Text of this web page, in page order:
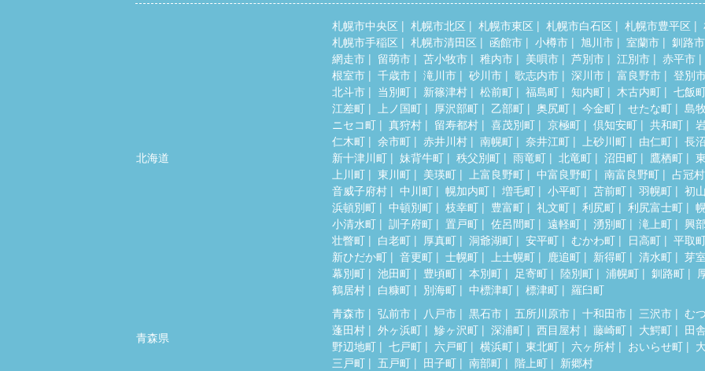
北海道
札幌市中央区 札幌市北区 札幌市東区 札幌市白石区 札幌市豊平区
札幌市手稲区
札幌市清田区 函館市 小樽市 旭川市 室蘭市
釧路市
網走市
留萌市 苫小牧市 稚内市 美唄市 芦別市 江別市
赤平市
根室市
千歳市 滝川市 砂川市 歌志内市 深川市 富良野市
登別
北斗市
当別町 新篠津村 松前町 福島町 知内町 木古内町
七飯
江差町
上ノ国町 厚沢部町 乙部町 奥尻町 今金町 せたな町
島
ニセコ町
真狩村 留寿都村 喜茂別町 京極町 倶知安町 共和町
仁木町
余市町 赤井川村 南幌町 奈井江町 上砂川町 由仁町
長
新十津川町
妹背牛町 秩父別町 雨竜町 北竜町 沼田町 鷹栖町
上川町
東川町 美瑛町 上富良野町 中富良野町 南富良野町
占冠村
音威子府村
中川町 幌加内町 増毛町 小平町 苫前町 羽幌町
初
浜頓別町
中頓別町 枝幸町 豊富町 礼文町 利尻町 利尻富士町
小清水町
訓子府町 置戸町 佐呂間町 遠軽町 湧別町 滝上町
興
壮瞥町
白老町 厚真町 洞爺湖町 安平町 むかわ町 日高町
平取
新ひだか町
音更町 士幌町 上士幌町 鹿追町 新得町 清水町
芽
幕別町
池田町 豊頃町 本別町 足寄町 陸別町 浦幌町 釧路町
鶴居村
白糠町 別海町 中標津町 標津町 羅臼町
青森県
青森市 弘前市 八戸市 黒石市 五所川原市 十和田市 三沢市
む
蓬田村
外ヶ浜町 鰺ヶ沢町 深浦町 西目屋村 藤崎町 大鰐町
田
野辺地町
七戸町 六戸町 横浜町 東北町 六ヶ所村 おいらせ町
三戸町
五戸町 田子町 南部町 階上町 新郷村